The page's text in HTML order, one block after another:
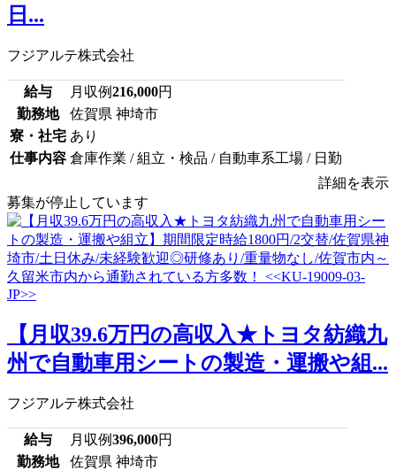
日...
フジアルテ株式会社
給与 月収例216,000円
勤務地
佐賀県 神埼市
寮・社宅 あり
仕事内容 倉庫作業 / 組立・検品 / 自動車系工場 / 日勤
詳細を表示
募集が停止しています
【月収39.6万円の高収入★トヨタ紡織九
州で自動車用シートの製造・運搬や組...
フジアルテ株式会社
給与 月収例396,000円
勤務地
佐賀県 神埼市